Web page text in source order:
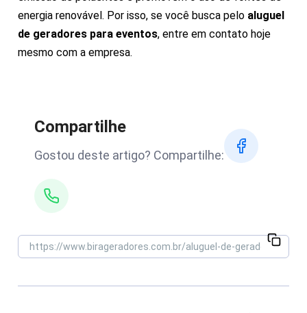
energia renovável. Por isso, se você busca pelo aluguel
de geradores para eventos, entre em contato hoje
mesmo com a empresa.
Compartilhe
Gostou deste artigo? Compartilhe: